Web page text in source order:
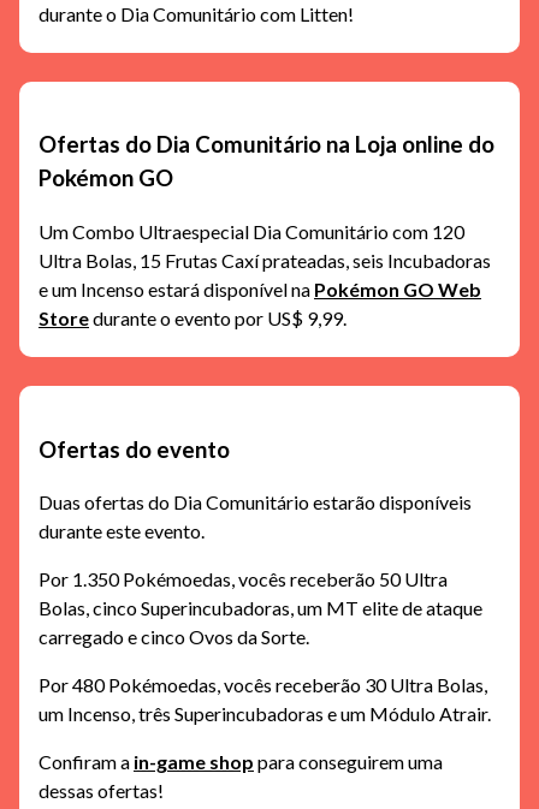
durante o Dia Comunitário com Litten!
Ofertas do Dia Comunitário na Loja online do
Pokémon GO
Um Combo Ultraespecial Dia Comunitário com 120
Ultra Bolas, 15 Frutas Caxí prateadas, seis Incubadoras
e um Incenso estará disponível na Pokémon GO Web
Storedurante o evento por US$ 9,99.
Ofertas do evento
Duas ofertas do Dia Comunitário estarão disponíveis
durante este evento.
Por 1.350 Pokémoedas, vocês receberão 50 Ultra
Bolas, cinco Superincubadoras, um MT elite de ataque
carregado e cinco Ovos da Sorte.
Por 480 Pokémoedas, vocês receberão 30 Ultra Bolas,
um Incenso, três Superincubadoras e um Módulo Atrair.
Confiram a in-game shop para conseguirem uma
dessas ofertas!